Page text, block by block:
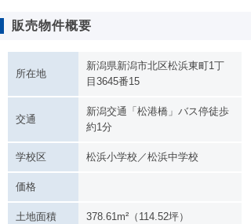
販売物件概要
所在地
新潟県新潟市北区松浜東町1丁
目3645番15
交通
新潟交通「松港橋」バス停徒歩
約1分
学校区 松浜小学校／松浜中学校
価格
土地面積 378.61m²（114.52坪）